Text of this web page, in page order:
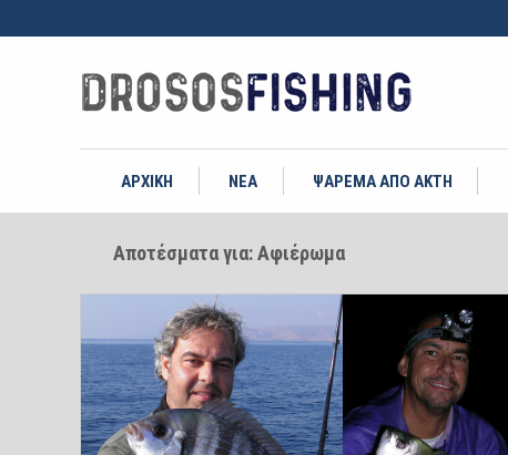
ΑΡΧΙΚΗ ΝΕΑ ΨΑΡΕΜΑ ΑΠΟ ΑΚΤΗ
Αποτέσματα για: Αφιέρωμα